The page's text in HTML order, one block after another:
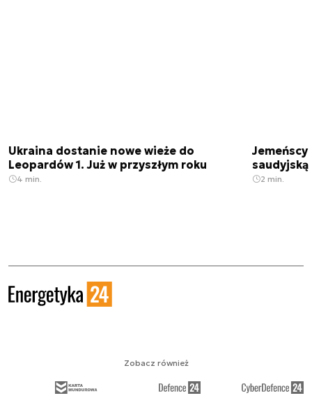
Ukraina dostanie nowe wieże do
Leopardów 1. Już w przyszłym roku
4 min. 2 min.
Zobacz również